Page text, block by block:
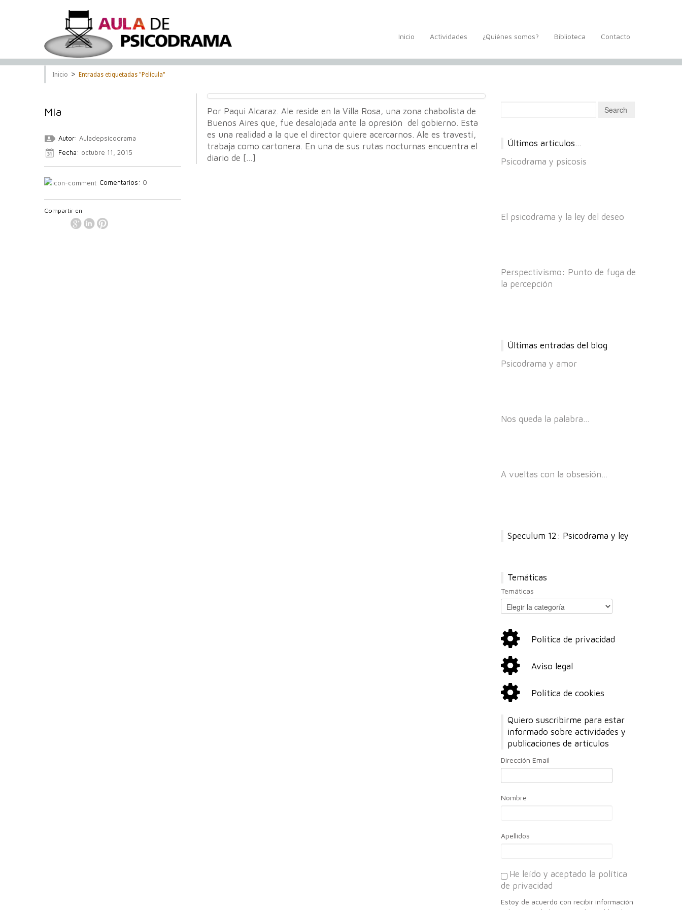
Inicio Actividades ¿Quiénes somos? Biblioteca Contacto
Inicio > Entradas etiquetadas "Película"
Mía
Autor: Auladepsicodrama
Fecha: octubre 11, 2015
Comentarios: 0
Compartir en
Por Paqui Alcaraz. Ale reside en la Villa Rosa, una zona chabolista de
Buenos Aires que, fue desalojada ante la opresión del gobierno. Esta
es una realidad a la que el director quiere acercarnos. Ale es travestí,
trabaja como cartonera. En una de sus rutas nocturnas encuentra el
diario de […]
Últimos artículos…
Psicodrama y psicosis
El psicodrama y la ley del deseo
Perspectivismo: Punto de fuga de
la percepción
Últimas entradas del blog
Psicodrama y amor
Nos queda la palabra…
A vueltas con la obsesión…
Speculum 12: Psicodrama y ley
Temáticas
Temáticas
Política de privacidad
Aviso legal
Política de cookies
Quiero suscribirme para estar
informado sobre actividades y
publicaciones de artículos
Dirección Email
Nombre
Apellidos
He leído y aceptado la política
de privacidad
Estoy de acuerdo con recibir información